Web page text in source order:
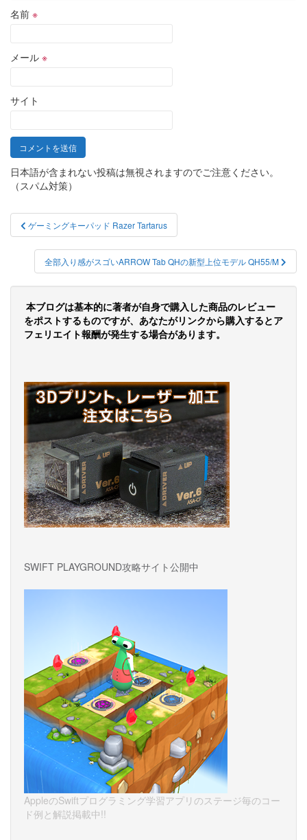
名前 ※
メール ※
サイト
日本語が含まれない投稿は無視されますのでご注意ください。
（スパム対策）
投
稿
ビ
ゲ
ー
ョ
ン
ゲーミングキーパッド Razer Tartarus
全部入り感がスゴいARROW Tab QHの新型上位モデル QH55/M
本ブログは基本的に著者が自身で購入した商品のレビュー
をポストするものですが、あなたがリンクから購入するとア
フェリエイト報酬が発生する場合があります。
SWIFT PLAYGROUND攻略サイト公開中
AppleのSwiftプログラミング学習アプリのステージ毎のコー
ド例と解説掲載中!!